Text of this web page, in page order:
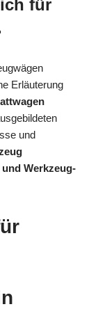
für
Erläuterung
und
Werkzeug-